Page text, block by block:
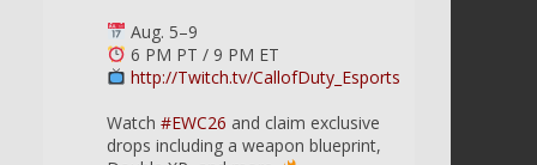
Aug. 5–9
6 PM PT / 9 PM ET
http://Twitch.tv/CallofDuty_Esports
Watch #EWC26 and claim exclusive
drops including a weapon blueprint,